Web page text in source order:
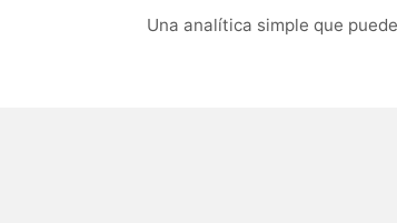
Una analítica simple que